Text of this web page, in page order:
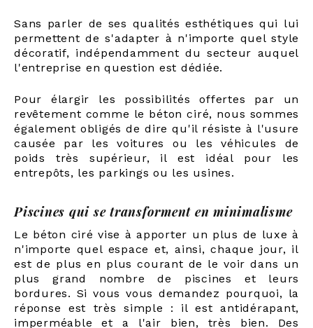
Sans parler de ses qualités esthétiques qui lui
permettent de s'adapter à n'importe quel style
décoratif, indépendamment du secteur auquel
l'entreprise en question est dédiée.
Pour élargir les possibilités offertes par un
revêtement comme le béton ciré, nous sommes
également obligés de dire qu'il résiste à l'usure
causée par les voitures ou les véhicules de
poids très supérieur, il est idéal pour les
entrepôts, les parkings ou les usines.
Piscines qui se transforment en minimalisme
Le béton ciré vise à apporter un plus de luxe à
n'importe quel espace et, ainsi, chaque jour, il
est de plus en plus courant de le voir dans un
plus grand nombre de piscines et leurs
bordures. Si vous vous demandez pourquoi, la
réponse est très simple : il est antidérapant,
imperméable et a l'air bien, très bien. Des